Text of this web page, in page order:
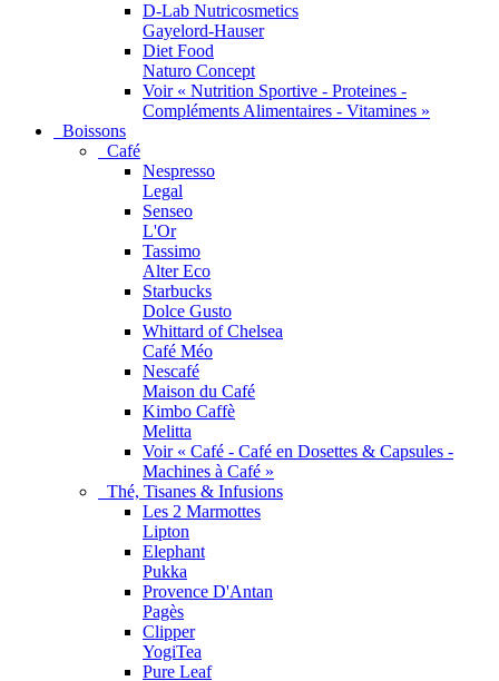
D-Lab Nutricosmetics
Gayelord-Hauser
Diet Food
Naturo Concept
Voir « Nutrition Sportive - Proteines -
Compléments Alimentaires - Vitamines »
Boissons
Café
Nespresso
Legal
Senseo
L'Or
Tassimo
Alter Eco
Starbucks
Dolce Gusto
Whittard of Chelsea
Café Méo
Nescafé
Maison du Café
Kimbo Caffè
Melitta
Voir « Café - Café en Dosettes & Capsules -
Machines à Café »
Thé, Tisanes & Infusions
Les 2 Marmottes
Lipton
Elephant
Pukka
Provence D'Antan
Pagès
Clipper
YogiTea
Pure Leaf